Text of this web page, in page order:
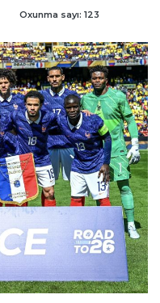
Oxunma sayı: 123